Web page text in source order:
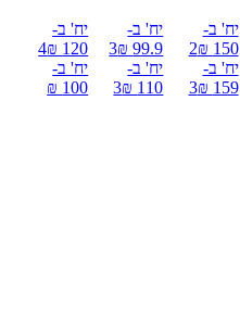
יח' ב-
150 ₪
2
יח' ב-
159 ₪
3
יח' ב-
99.9 ₪
3
יח' ב-
110 ₪
3
יח' ב-
120 ₪
4
יח' ב-
100 ₪